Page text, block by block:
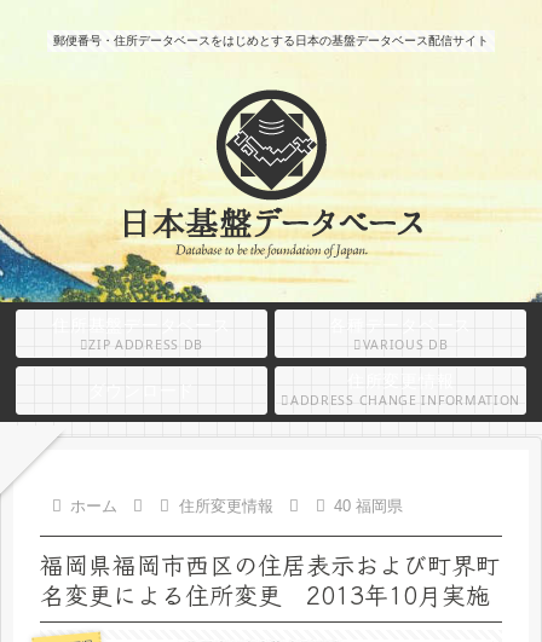
郵便番号・住所データベースをはじめとする日本の基盤データベース配信サイト
住所基盤データベース
ZIP ADDRESS DB VARIOUS DB
ADDRESS CHANGE INFORMATION
ホーム 住所変更情報 40 福岡県
福岡県福岡市西区の住居表示および町界町
名変更による住所変更 2013年10月実施